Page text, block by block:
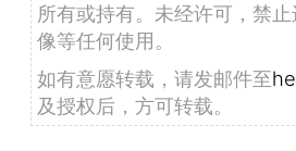
所有或持有。未经许可，禁
像等任何使用。
如有意愿转载，请发邮件至
及授权后，方可转载。